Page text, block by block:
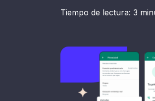
Tiempo de lectura: 3